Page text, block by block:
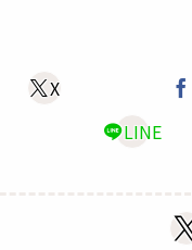
X
LINE